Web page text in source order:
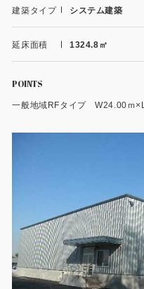
休憩室・喫煙室
中古品
製品特長と納入までの流れ
危険物保管庫
防災倉庫
建築タイプ システム建築
延床面積 1324.8㎡
POINTS
一般地域RFタイプ W24.00ｍ